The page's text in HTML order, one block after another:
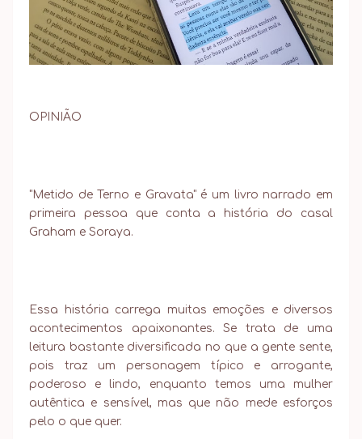
OPINIÃO
"Metido de Terno e Gravata" é um livro narrado em
primeira pessoa que conta a história do casal
Graham e Soraya.
Essa história carrega muitas emoções e diversos
acontecimentos apaixonantes. Se trata de uma
leitura bastante diversificada no que a gente sente,
pois traz um personagem típico e arrogante,
poderoso e lindo, enquanto temos uma mulher
autêntica e sensível, mas que não mede esforços
pelo o que quer.